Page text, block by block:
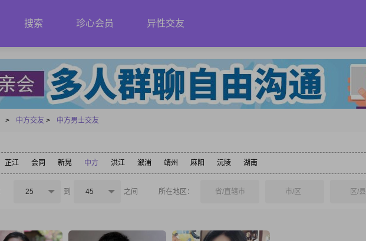
搜索 珍心会员 异性交友
> 中方交友 > 中方男士交友
芷江 会同 新晃 中方 洪江 溆浦 靖州 麻阳 沅陵 湖南
25 到 45 之间 所在地区： 省/直辖市 市/区 区/县